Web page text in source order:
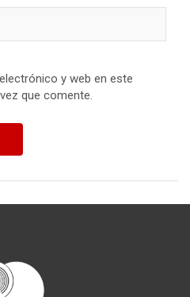
y web en este
que comente.